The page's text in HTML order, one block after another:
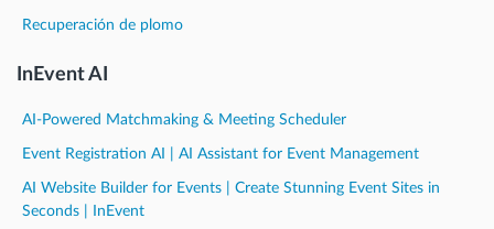
Recuperación de plomo
InEvent AI
AI-Powered Matchmaking & Meeting Scheduler
Event Registration AI | AI Assistant for Event Management
AI Website Builder for Events | Create Stunning Event Sites in
Seconds | InEvent